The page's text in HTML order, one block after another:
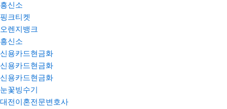
흥신소
핑크티켓
오렌지뱅크
흥신소
신용카드현금화
신용카드현금화
신용카드현금화
눈꽃빙수기
대전이혼전문변호사